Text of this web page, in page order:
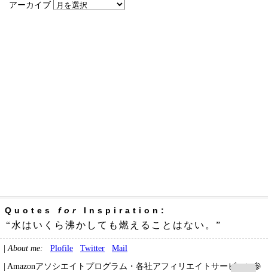
アーカイブ
Quotes for Inspiration:
“水はいくら沸かしても燃えることはない。”
| About me: Plofile Twitter
Mail
| Amazonアソシエイトプログラム・各社アフィリエイトサービスに参